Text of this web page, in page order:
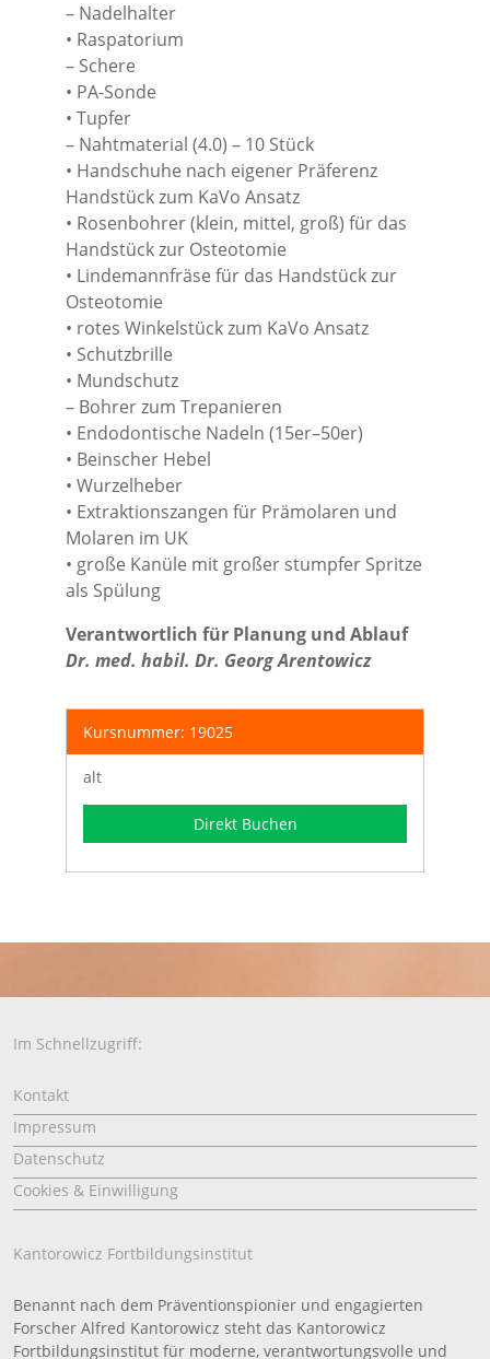
– Nadelhalter
• Raspatorium
– Schere
• PA-Sonde
• Tupfer
– Nahtmaterial (4.0) – 10 Stück
• Handschuhe nach eigener Präferenz
Handstück zum KaVo Ansatz
• Rosenbohrer (klein, mittel, groß) für das
Handstück zur Osteotomie
• Lindemannfräse für das Handstück zur
Osteotomie
• rotes Winkelstück zum KaVo Ansatz
• Schutzbrille
• Mundschutz
– Bohrer zum Trepanieren
• Endodontische Nadeln (15er–50er)
• Beinscher Hebel
• Wurzelheber
• Extraktionszangen für Prämolaren und
Molaren im UK
• große Kanüle mit großer stumpfer Spritze
als Spülung
Verantwortlich für Planung und Ablauf
Dr. med. habil. Dr. Georg Arentowicz
Kursnummer: 19025
alt
Direkt Buchen
Im Schnellzugriff:
Kontakt
Impressum
Datenschutz
Cookies & Einwilligung
Kantorowicz Fortbildungsinstitut
Benannt nach dem Präventionspionier und engagierten
Forscher Alfred Kantorowicz steht das Kantorowicz
Fortbildungsinstitut für moderne, verantwortungsvolle und